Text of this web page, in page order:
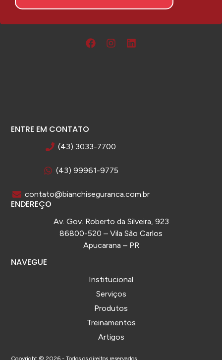
ENTRE EM CONTATO
(43) 3033-7700
(43) 99961-9775
contato@bianchiseguranca.com.br
ENDEREÇO
Av. Gov. Roberto da Silveira, 923
86800-520 – Vila São Carlos
Apucarana – PR
NAVEGUE
Institucional
Serviços
Produtos
Treinamentos
Artigos
Copyright © 2026 - Todos os direitos reservados.